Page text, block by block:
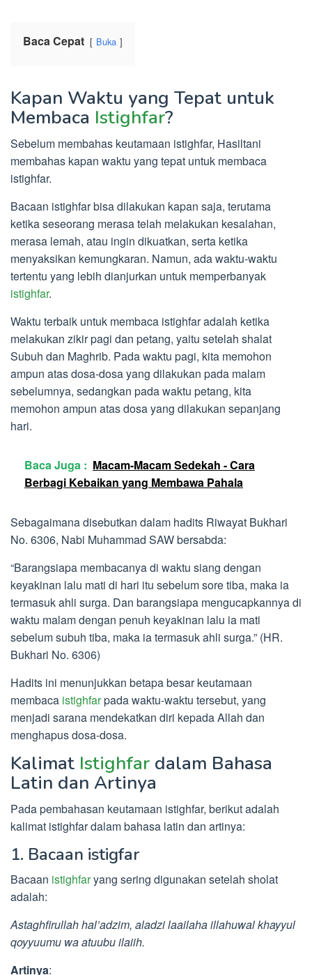
Baca Cepat Buka
Kapan Waktu yang Tepat untuk
Membaca Istighfar?
Sebelum membahas keutamaan istighfar, Hasiltani
membahas kapan waktu yang tepat untuk membaca
istighfar.
Bacaan istighfar bisa dilakukan kapan saja, terutama
ketika seseorang merasa telah melakukan kesalahan,
merasa lemah, atau ingin dikuatkan, serta ketika
menyaksikan kemungkaran. Namun, ada waktu-waktu
tertentu yang lebih dianjurkan untuk memperbanyak
istighfar.
Waktu terbaik untuk membaca istighfar adalah ketika
melakukan zikir pagi dan petang, yaitu setelah shalat
Subuh dan Maghrib. Pada waktu pagi, kita memohon
ampun atas dosa-dosa yang dilakukan pada malam
sebelumnya, sedangkan pada waktu petang, kita
memohon ampun atas dosa yang dilakukan sepanjang
hari.
Baca Juga : Macam-Macam Sedekah - Cara
Berbagi Kebaikan yang Membawa Pahala
Sebagaimana disebutkan dalam hadits Riwayat Bukhari
No. 6306, Nabi Muhammad SAW bersabda:
“Barangsiapa membacanya di waktu siang dengan
keyakinan lalu mati di hari itu sebelum sore tiba, maka ia
termasuk ahli surga. Dan barangsiapa mengucapkannya di
waktu malam dengan penuh keyakinan lalu ia mati
sebelum subuh tiba, maka ia termasuk ahli surga.” (HR.
Bukhari No. 6306)
Hadits ini menunjukkan betapa besar keutamaan
membaca istighfarpada waktu-waktu tersebut, yang
menjadi sarana mendekatkan diri kepada Allah dan
menghapus dosa-dosa.
Kalimat Istighfar dalam Bahasa
Latin dan Artinya
Pada pembahasan keutamaan istighfar, berikut adalah
kalimat istighfar dalam bahasa latin dan artinya:
1. Bacaan istigfar
Bacaan istighfaryang sering digunakan setelah sholat
adalah:
Astaghfirullah hal’adzim, aladzi laailaha illahuwal khayyul
qoyyuumu wa atuubu ilaiih.
Artinya: